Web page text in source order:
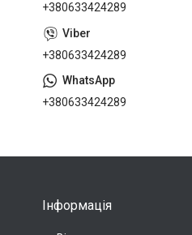
+380633424289
+380633424289
+380633424289
Інформація